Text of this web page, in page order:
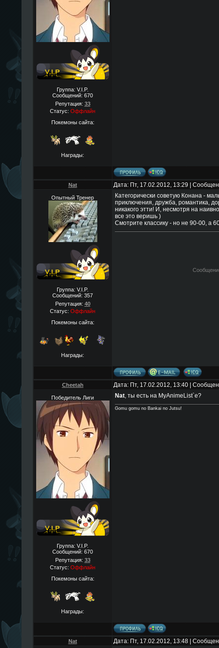
Группа: V.I.P.
Сообщений: 670
Репутация: 33
Статус: Оффлайн
Покемоны сайта:
Награды:
Nat Дата: Пт, 17.02.2012, 13:29 |
Опытный Тренер
Группа: V.I.P.
Сообщений: 357
Репутация: 40
Статус: Оффлайн
Покемоны сайта:
Награды:
Категорически советую Конана -
приключения, дружба, романтика,
никакого этти! И, несмотря на
все это веришь )
Смотрите классику - но не 90-00, а
Cheetah Дата: Пт, 17.02.2012, 13:40 |
Победитель Лиги
Группа: V.I.P.
Сообщений: 670
Репутация: 33
Статус: Оффлайн
Покемоны сайта:
Награды:
Nat, ты есть на MyAnimeList`е?
Gomu gomu no Bankai no Jutsu!
Nat Дата: Пт, 17.02.2012, 13:48 |